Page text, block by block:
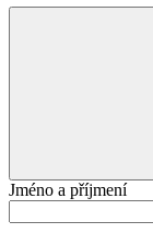
Jméno a příjmení